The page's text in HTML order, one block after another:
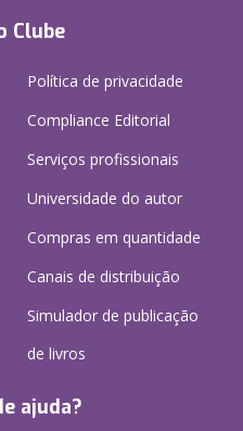
Clube
Política de privacidade
Compliance Editorial
Serviços profissionais
Universidade do autor
Compras em quantidade
Canais de distribuição
Simulador de publicação
de livros
ajuda?